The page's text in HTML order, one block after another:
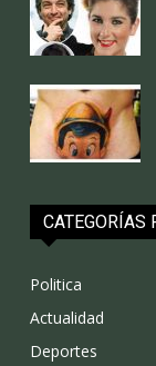
CATEGORÍAS
Politica
Actualidad
Deportes